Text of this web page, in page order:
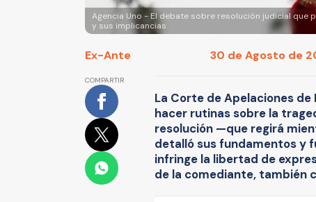
Agencia Uno - El debate sobre resolución judicial que
y sus implicancias
Ex-Ante 30 de Agosto de
COMPARTIR
La Corte de Apelaciones
hacer rutinas sobre la
resolución —que regirá
detalló sus fundamentos y
infringe la libertad de
de la comediante, también